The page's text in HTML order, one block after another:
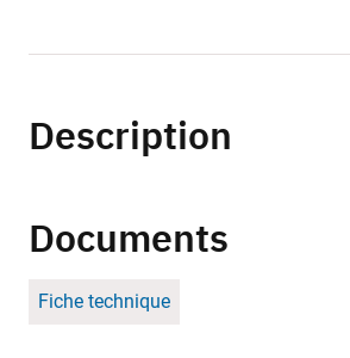
Description
Documents
Fiche technique